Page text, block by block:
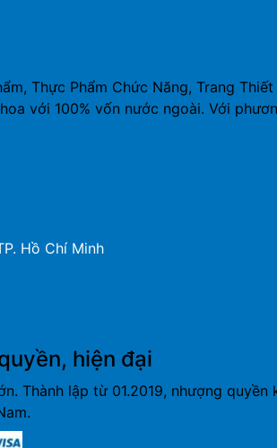
Thực Phẩm Chức Năng, Trang
với 100% vốn nước ngoài. Với
Hồ Chí Minh
hiện đại
Thành lập từ 01.2019, nhượng quyền